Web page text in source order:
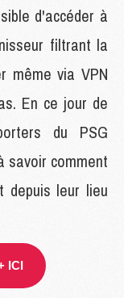
d'accéder à
filtrant la
même via VPN
En ce jour de
du PSG
savoir comment
depuis leur lieu
ICI